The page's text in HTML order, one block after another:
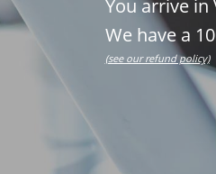
You arrive in
We have a
(see our refund policy)